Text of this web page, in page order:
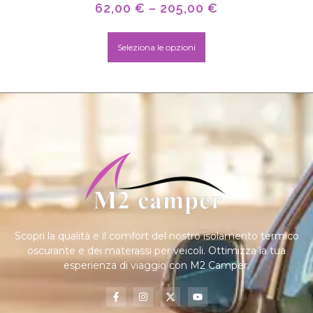
62,00 € – 205,00 €
Seleziona le opzioni
Scopri la qualità e il comfort del nostro isolamento termico
oscurante e dei materassi per veicoli. Ottimizza la tua
esperienza di viaggio con M2 Camper.